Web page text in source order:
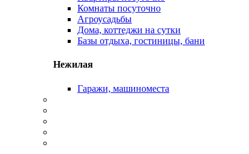
Комнаты посуточно
Агроусадьбы
Дома, коттеджи на сутки
Базы отдыха, гостиницы, бани
Нежилая
Гаражи, машиноместа